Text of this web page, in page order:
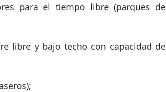
para el tiempo libre (parques de
libre y bajo techo con capacidad de